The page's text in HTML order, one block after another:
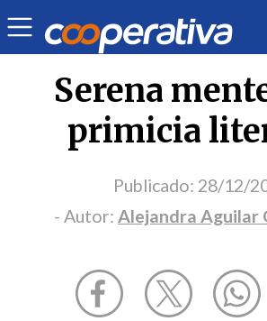
Opinión | Alejandra Aguilar
Serena
primicia
Publicado: 28/12/
- Autor: Alejandra Aguilar